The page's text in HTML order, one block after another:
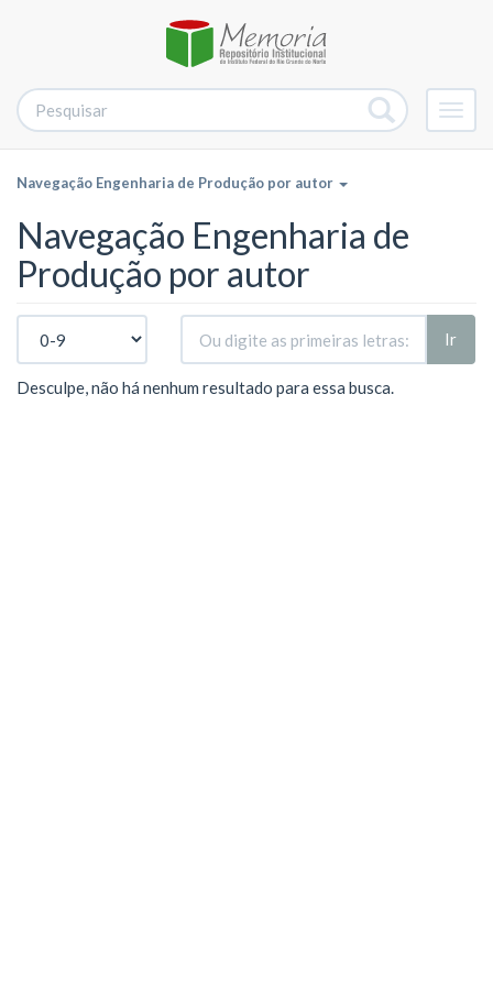
Navegação Engenharia de Produção por autor
Navegação Engenharia de
Produção por autor
Ir
Desculpe, não há nenhum resultado para essa busca.